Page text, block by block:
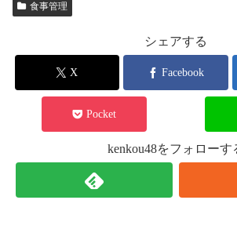
食事管理
シェアする
X Facebook
Pocket
kenkou48をフォローす